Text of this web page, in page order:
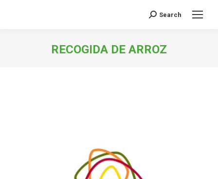
Buscar:
Search
RECOGIDA DE ARROZ